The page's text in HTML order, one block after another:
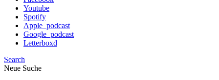
Youtube
Spotify
Apple_podcast
Google_podcast
Letterboxd
Search
Neue Suche